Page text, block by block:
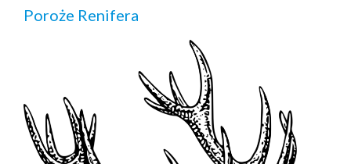
Poroże Renifera